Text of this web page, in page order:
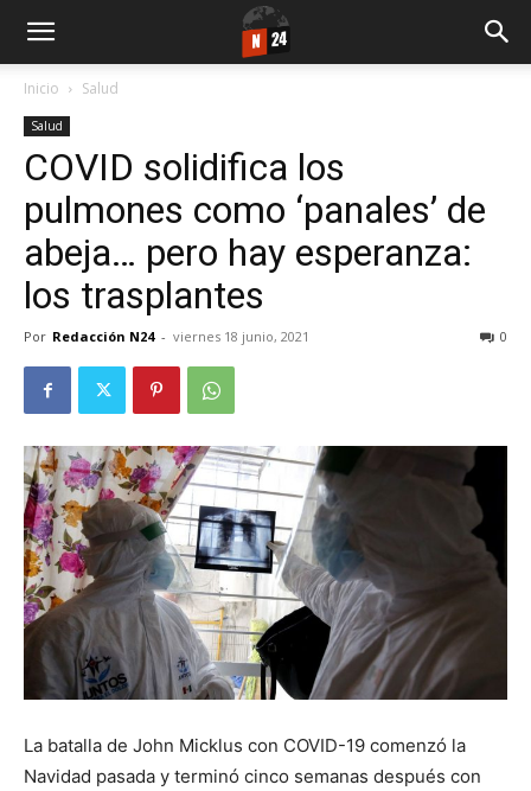
Inicio Salud
Salud
COVID solidifica los
pulmones como ‘panales’ de
abeja… pero hay esperanza:
los trasplantes
Por Redacción N24 - viernes 18 junio, 2021 0
La batalla de John Micklus con COVID-19 comenzó la
Navidad pasada y terminó cinco semanas después con